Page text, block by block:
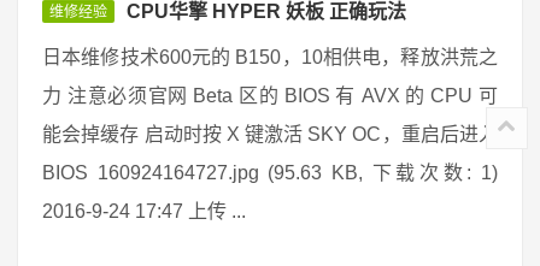
维修经验 CPU华擎 HYPER 妖板 正确玩法
日本维修技术600元的 B150，10相供电，释放洪荒之
力 注意必须官网 Beta 区的 BIOS 有 AVX 的 CPU 可
能会掉缓存 启动时按 X 键激活 SKY OC，重启后进入
BIOS 160924164727.jpg (95.63 KB, 下载次数: 1)
2016-9-24 17:47 上传 ...